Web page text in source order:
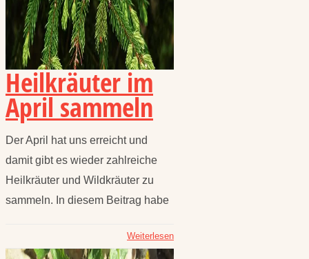
Heilkräuter im
April sammeln
Der April hat uns erreicht und
damit gibt es wieder zahlreiche
Heilkräuter und Wildkräuter zu
sammeln. In diesem Beitrag habe
Weiterlesen